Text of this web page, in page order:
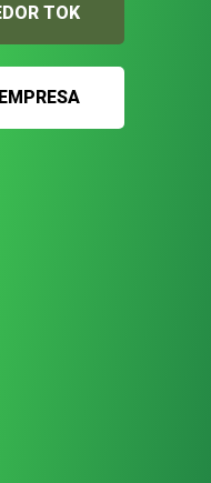
TOK